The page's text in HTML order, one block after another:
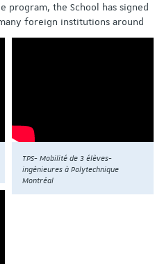
program, the School has signed
foreign institutions around
TPS- Mobilité de 3 élèves-
ingénieures à Polytechnique
Montréal